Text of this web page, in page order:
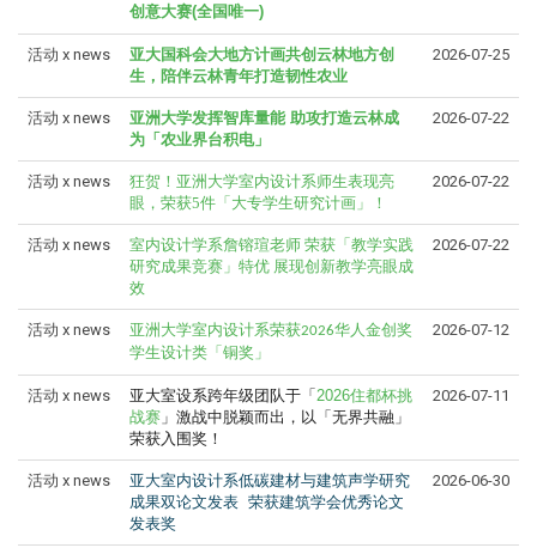
创意大赛(全国唯一)
活动 x news
亚大国科会大地方计画共创云林地方创
生，陪伴云林青年打造韧性农业
2026-07-25
活动 x news
亚洲大学发挥智库量能 助攻打造云林成
为「农业界台积电」
2026-07-22
活动 x news
狂贺！亚洲大学室内设计系师生表现亮
眼，荣获5件「大专学生研究计画」！
2026-07-22
活动 x news 室内设计学系詹镕瑄老师 荣获「教学实践
研究成果竞赛」特优 展现创新教学亮眼成
效
2026-07-22
活动 x news
亚洲大学室内设计系荣获2026华人金创奖
学生设计类「铜奖」
2026-07-12
活动 x news 亚大室设系跨年级团队于「2026住都杯挑
战赛 」激战中脱颖而出，以「无界共融」
荣获入围奖！
2026-07-11
活动 x news
亚大室内设计系低碳建材与建筑声学研究
成果双论文发表 荣获建筑学会优秀论文
发表奖
2026-06-30